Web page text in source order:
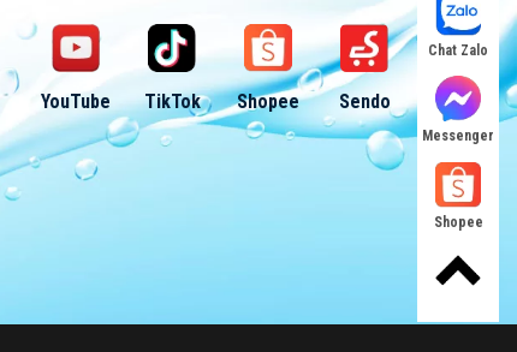
YouTube TikTok Shopee Sendo
Chat Zalo
Messenger
Shopee